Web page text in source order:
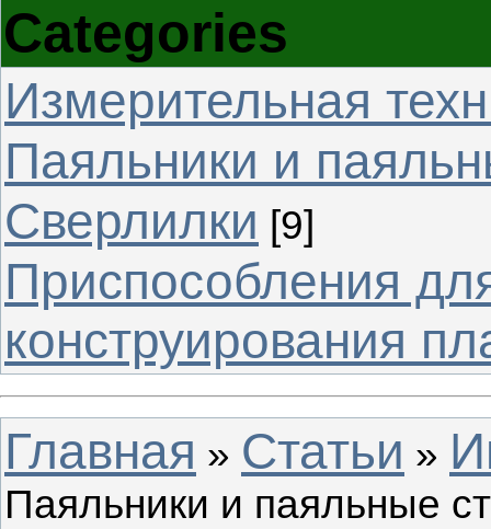
Categories
Измерительная
Паяльники и
Сверлилки [9]
Приспособления
конструирования
Главная » Статьи »
Паяльники и паяльные